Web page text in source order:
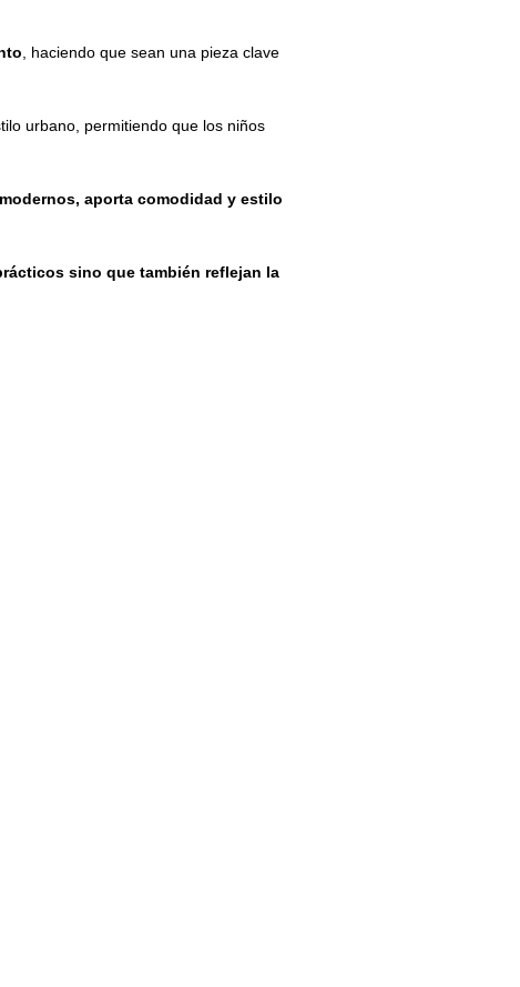
, haciendo que sean una pieza clave
urbano, permitiendo que los niños
aporta comodidad y estilo
sino que también reflejan la